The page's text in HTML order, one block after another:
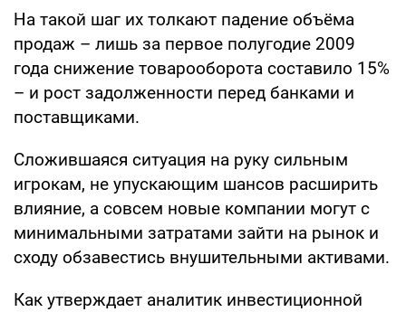
На такой шаг их толкают падение объёма
продаж – лишь за первое полугодие 2009
года снижение товарооборота составило 15%
– и рост задолженности перед банками и
поставщиками.
Сложившаяся ситуация на руку сильным
игрокам, не упускающим шансов расширить
влияние, а совсем новые компании могут с
минимальными затратами зайти на рынок и
сходу обзавестись внушительными активами.
Как утверждает аналитик инвестиционной